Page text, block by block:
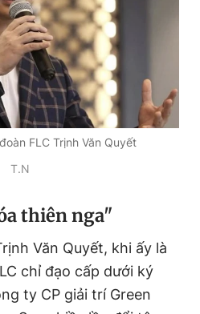
RSS Tòa soạn Chính sách bảo
Toàn
Hải Thành
Dũng
Hưng
- BTTTT cấp ngày 24.3.2020
về Báo Thanh Niên. Cấm sao
không có sự chấp thuận bằng văn
JSC.
FLC Trịnh Văn Quyết
T.N
thiên nga"
Văn Quyết, khi ấy là
chỉ đạo cấp dưới ký
ty CP giải trí Green